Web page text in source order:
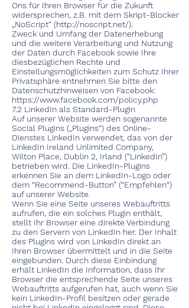
Ons für Ihren Browser für die Zukunft
widersprechen, z.B. mit dem Skript-Blocker
„NoScript“ (http://noscript.net/).
Zweck und Umfang der Datenerhebung
und die weitere Verarbeitung und Nutzung
der Daten durch Facebook sowie Ihre
diesbezüglichen Rechte und
Einstellungsmöglichkeiten zum Schutz Ihrer
Privatsphäre entnehmen Sie bitte den
Datenschutzhinweisen von Facebook:
https://www.facebook.com/policy.php
7.2 LinkedIn als Standard-Plugin
Auf unserer Website werden sogenannte
Social Plugins („Plugins“) des Online-
Dienstes LinkedIn verwendet, das von der
LinkedIn Ireland Unlimited Company,
Wilton Place, Dublin 2, Irland (“LinkedIn”)
betrieben wird. Die LinkedIn-Plugins
erkennen Sie an dem LinkedIn-Logo oder
dem “Recommend-Button” (“Empfehlen“)
auf unserer Website.
Wenn Sie eine Seite unseres Webauftritts
aufrufen, die ein solches Plugin enthält,
stellt Ihr Browser eine direkte Verbindung
zu den Servern von LinkedIn her. Der Inhalt
des Plugins wird von LinkedIn direkt an
Ihren Browser übermittelt und in die Seite
eingebunden. Durch diese Einbindung
erhält LinkedIn die Information, dass Ihr
Browser die entsprechende Seite unseres
Webauftritts aufgerufen hat, auch wenn Sie
kein LinkedIn-Profil besitzen oder gerade